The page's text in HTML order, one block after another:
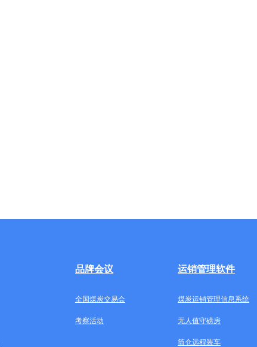
品牌会议 运销管理软件
全国煤炭交易会 煤炭运销管理信息系统
考察活动 无人值守磅房
筒仓远程装车